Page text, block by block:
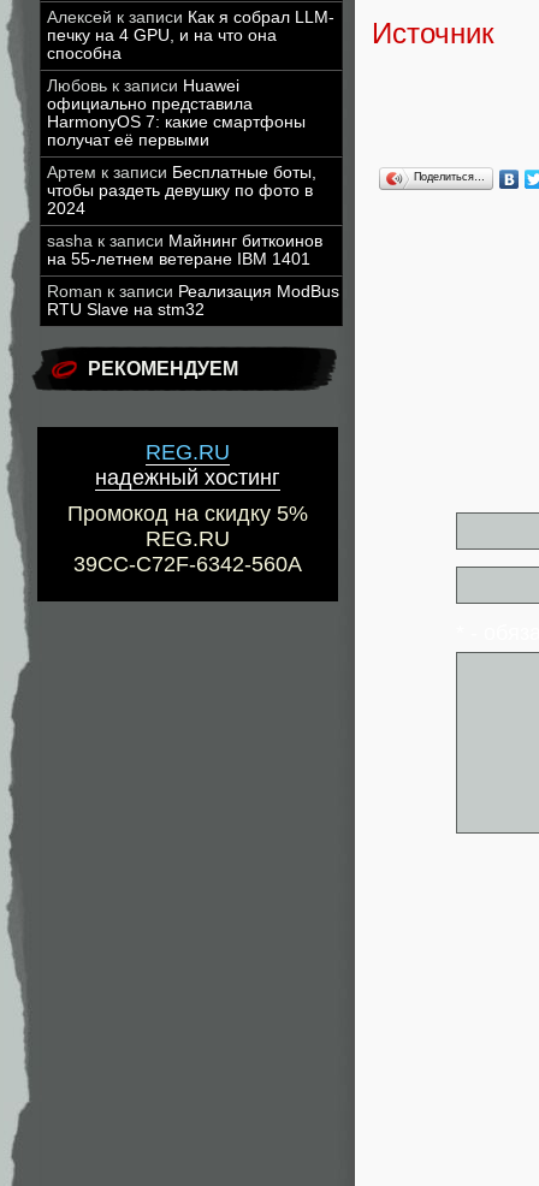
Алексей к записи Как я собрал LLM-
печку на 4 GPU, и на что она
способна
Любовь к записи Huawei
официально представила
HarmonyOS 7: какие смартфоны
получат её первыми
Артем к записи Бесплатные боты,
чтобы раздеть девушку по фото в
2024
sasha к записи Майнинг биткоинов
на 55-летнем ветеране IBM 1401
Roman к записи Реализация ModBus
RTU Slave на stm32
РЕКОМЕНДУЕМ
REG.RU
надежный хостинг
Промокод на скидку 5%
REG.RU
39CC-C72F-6342-560A
Источник
Поделиться…